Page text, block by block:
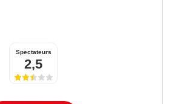
Spectateurs
2,5